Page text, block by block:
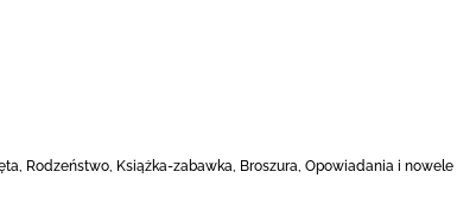
Rodzeństwo, Książka-zabawka, Broszura, Opowiadania i nowele